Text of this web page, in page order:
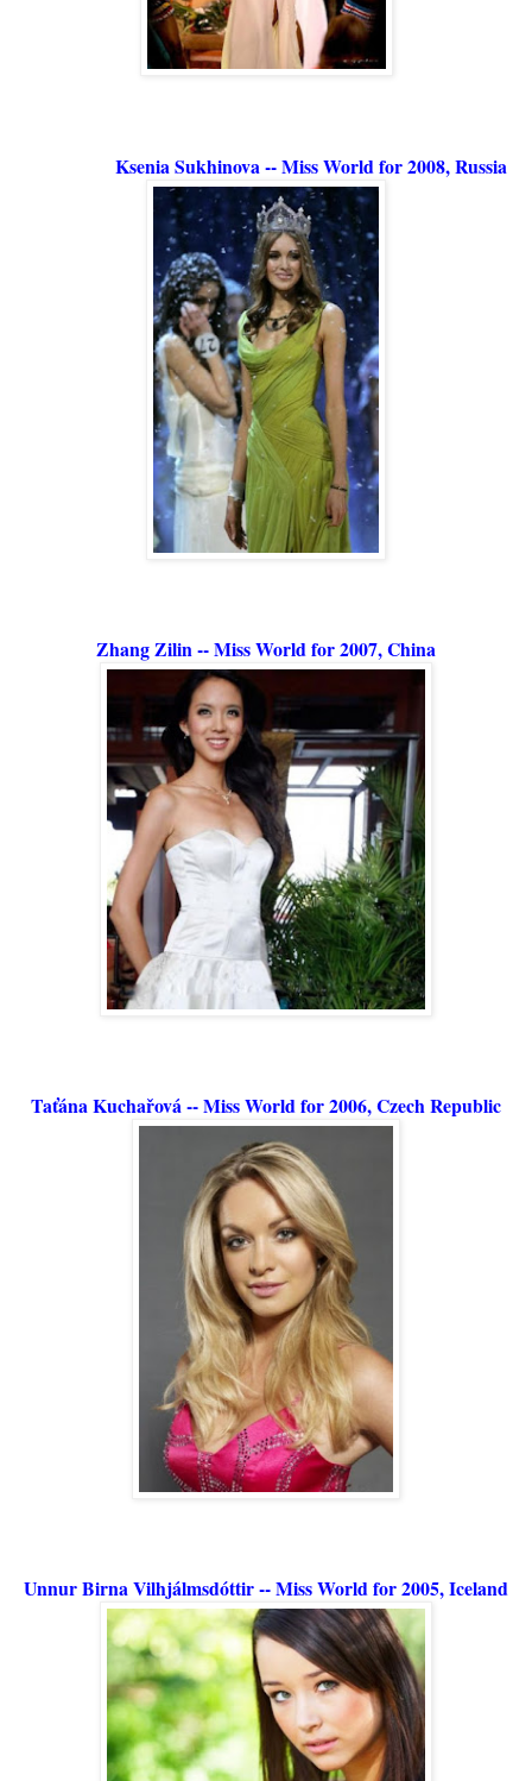
Ksenia Sukhinova -- Miss World for 2008, Russia
Zhang Zilin -- Miss World for 2007, China
Taťána Kuchařová -- Miss World for 2006, Czech Republic
Unnur Birna Vilhjálmsdóttir -- Miss World for 2005, Iceland